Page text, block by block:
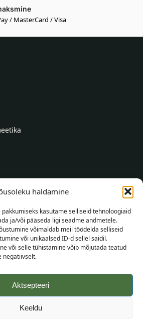
haldamine
kasutame selliseid tehnoloogiaid
ja/või pääseda ligi seadme andmetele.
võimaldab meil töödelda selliseid
või unikaalsed ID-d sellel saidil.
või selle tühistamine võib mõjutada teatud
negatiivselt.
Aktsepteeri
Keeldu
/ MasterCard / Visa